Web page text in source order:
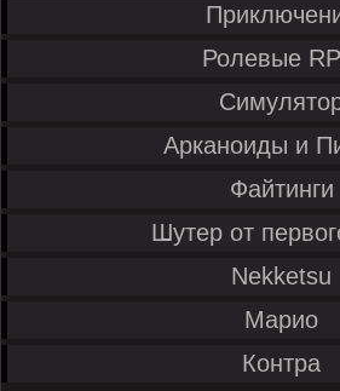
Ролевые
Арканоиды и
Файтинги
Шутер от
Nekketsu
Марио
Контра